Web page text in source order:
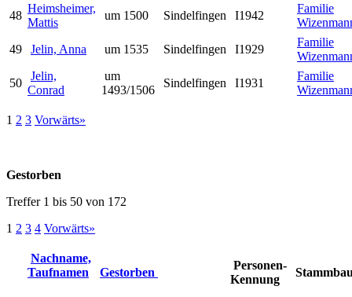
48
Heimsheimer,
Mattis
um 1500 Sindelfingen I1942
Familie
49
Jelin, Anna um 1535 Sindelfingen I1929
Familie
50
Jelin,
Conrad
um
1493/1506
Sindelfingen I1931
Familie
1 2 3 Vorwärts»
Gestorben
Treffer 1 bis 50 von 172
1 2 3 4 Vorwärts»
Nachname,
Taufnamen
Gestorben
Personen-
Kennung